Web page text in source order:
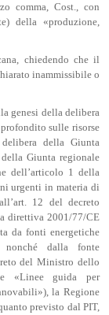
comma, Cost., con
della «produzione,
chiedendo che il
inammissibile o
genesi della delibera
sulle risorse
della Giunta
Giunta regionale
dell’articolo 1 della
urgenti in materia di
12 del decreto
direttiva 2001/77/CE
da fonti energetiche
nonché dalla fonte
del Ministro dello
«Linee guida per
la Regione
previsto dal PIT,